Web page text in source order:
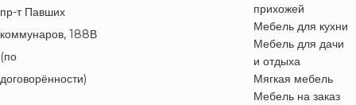
пр-т Павших
коммунаров, 188В
(по
договорённости)
прихожей
Мебель для кухни
Мебель для дачи
и отдыха
Мягкая мебель
Мебель на заказ